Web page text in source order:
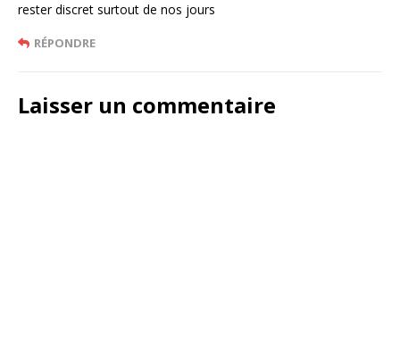
rester discret surtout de nos jours
RÉPONDRE
Laisser un commentaire